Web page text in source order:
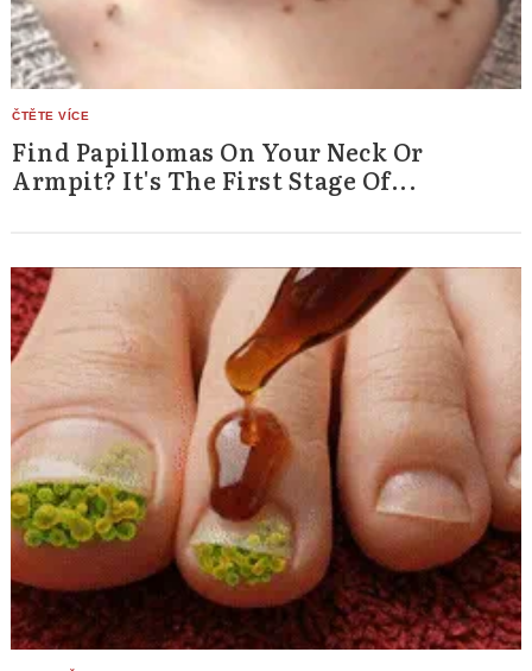
Find Papillomas On Your Neck Or
Armpit? It's The First Stage Of...